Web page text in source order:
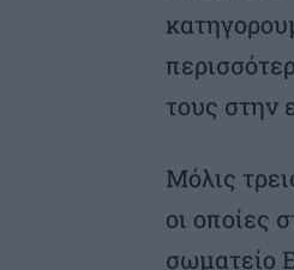
τους στην
Μόλις
οι οποίες
σωματείο